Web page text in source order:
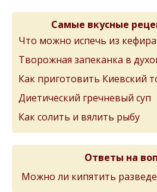
Самые вкусные
Что можно испечь из
Творожная запеканка в
Как приготовить Киевский
Диетический гречневый суп
Как солить и вялить рыбу
Ответы на
Можно ли кипятить